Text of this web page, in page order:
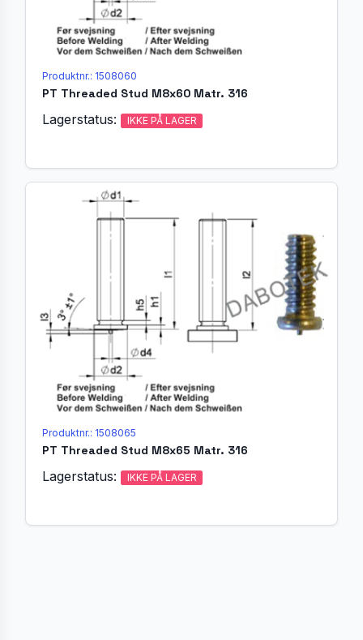
Produktnr.: 1508060
PT Threaded Stud M8x60 Matr. 316
Lagerstatus: IKKE PÅ LAGER
Produktnr.: 1508065
PT Threaded Stud M8x65 Matr. 316
Lagerstatus: IKKE PÅ LAGER